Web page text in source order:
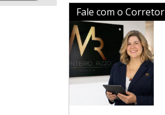
Fale com o Corretor